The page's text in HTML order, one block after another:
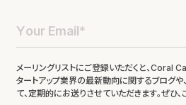
メーリングリストにご登録いただくと、Coral
タートアップ業界の最新動向に関するブログ
て、定期的にお送りさせていただきます。ぜひ、